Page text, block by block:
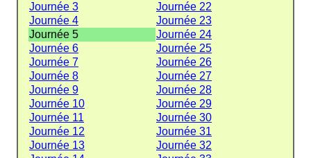
Journée 3
Journée 22
Journée 4
Journée 23
Journée 5
Journée 24
Journée 6
Journée 25
Journée 7
Journée 26
Journée 8
Journée 27
Journée 9
Journée 28
Journée 10
Journée 29
Journée 11
Journée 30
Journée 12
Journée 31
Journée 13
Journée 32